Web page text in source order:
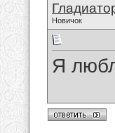
Новичок
Я